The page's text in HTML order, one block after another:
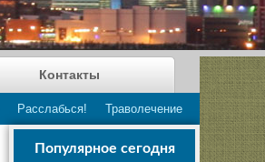
Расслабься! Траволечение
Контакты
Популярное сегодня